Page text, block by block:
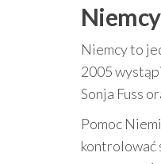
Niemcy
Niemcy to
2005
Sonja Fuss
Pomoc
kontrolować